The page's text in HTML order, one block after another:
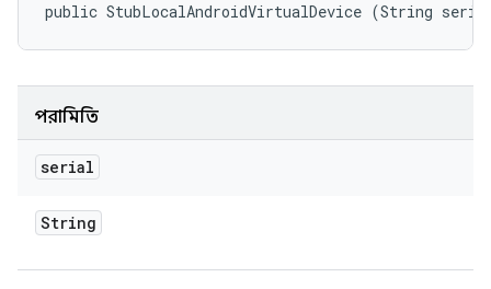
public StubLocalAndroidVirtualDevice (String
পরামিতি
serial
String